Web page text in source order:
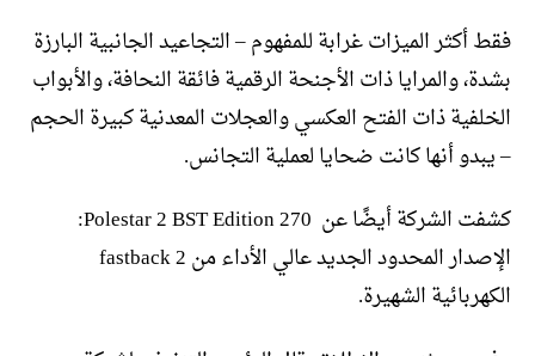
فقط أكثر الميزات غرابة للمفهوم – التجاعيد الجانبية البارزة
بشدة، والمرايا ذات الأجنحة الرقمية فائقة النحافة، والأبواب
الخلفية ذات الفتح العكسي والعجلات المعدنية كبيرة الحجم
– يبدو أنها كانت ضحايا لعملية التجانس.
كشفت الشركة أيضًا عن Polestar 2 BST Edition 270:
الإصدار المحدود الجديد عالي الأداء من 2 fastback
الكهربائية الشهيرة.